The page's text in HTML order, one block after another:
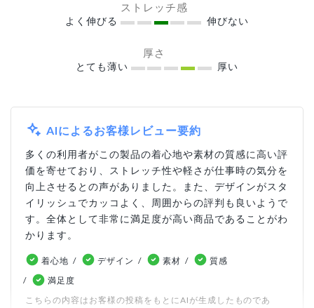
ストレッチ感
よく伸びる 伸びない
厚さ
とても薄い 厚い
AIによるお客様レビュー要約
多くの利用者がこの製品の着心地や素材の質感に高い評
価を寄せており、ストレッチ性や軽さが仕事時の気分を
向上させるとの声がありました。また、デザインがスタ
イリッシュでカッコよく、周囲からの評判も良いようで
す。全体として非常に満足度が高い商品であることがわ
かります。
着心地 デザイン 素材
質感
満足度
こちらの内容はお客様の投稿をもとにAIが生成したものであ